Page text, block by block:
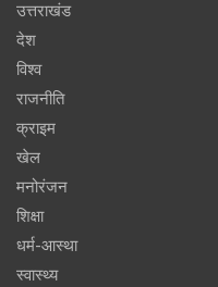
उत्तराखंड
देश
विश्व
राजनीति
क्राइम
खेल
मनोरंजन
शिक्षा
धर्म-आस्था
स्वास्थ्य